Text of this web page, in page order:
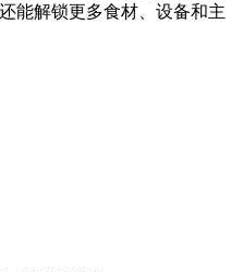
能解锁更多食材、设备和主